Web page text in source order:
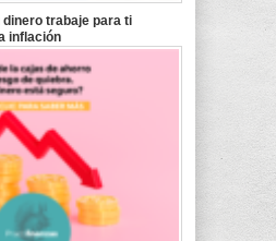
trabaje para ti
inflación